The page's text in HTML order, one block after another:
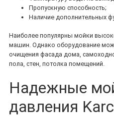
Пропускную способность;
Наличие дополнительных
Наиболее популярны мойки
машин. Однако оборудование
очищения фасада дома,
пола, стен, потолка помещений.
Надежные
давления